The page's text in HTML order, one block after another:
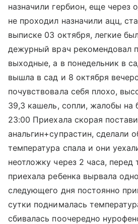
назначили гербион, еще через
не проходил назначили ацц,
выписке 03 октября, легкие
дежурный врач рекомендовал
выходные, а в понедельник в
вышла в сад и 8 октября
почувствовала себя плохо,
39,3 кашель, сопли, жалобы на
23:00 Приехала скорая
анальгин+супрастин, сделали
температура спала и они
неотложку через 2 часа, перед
приехала ребенка вырвала
следующего дня постоянно
сутки поднималась
сбивалась поочередно